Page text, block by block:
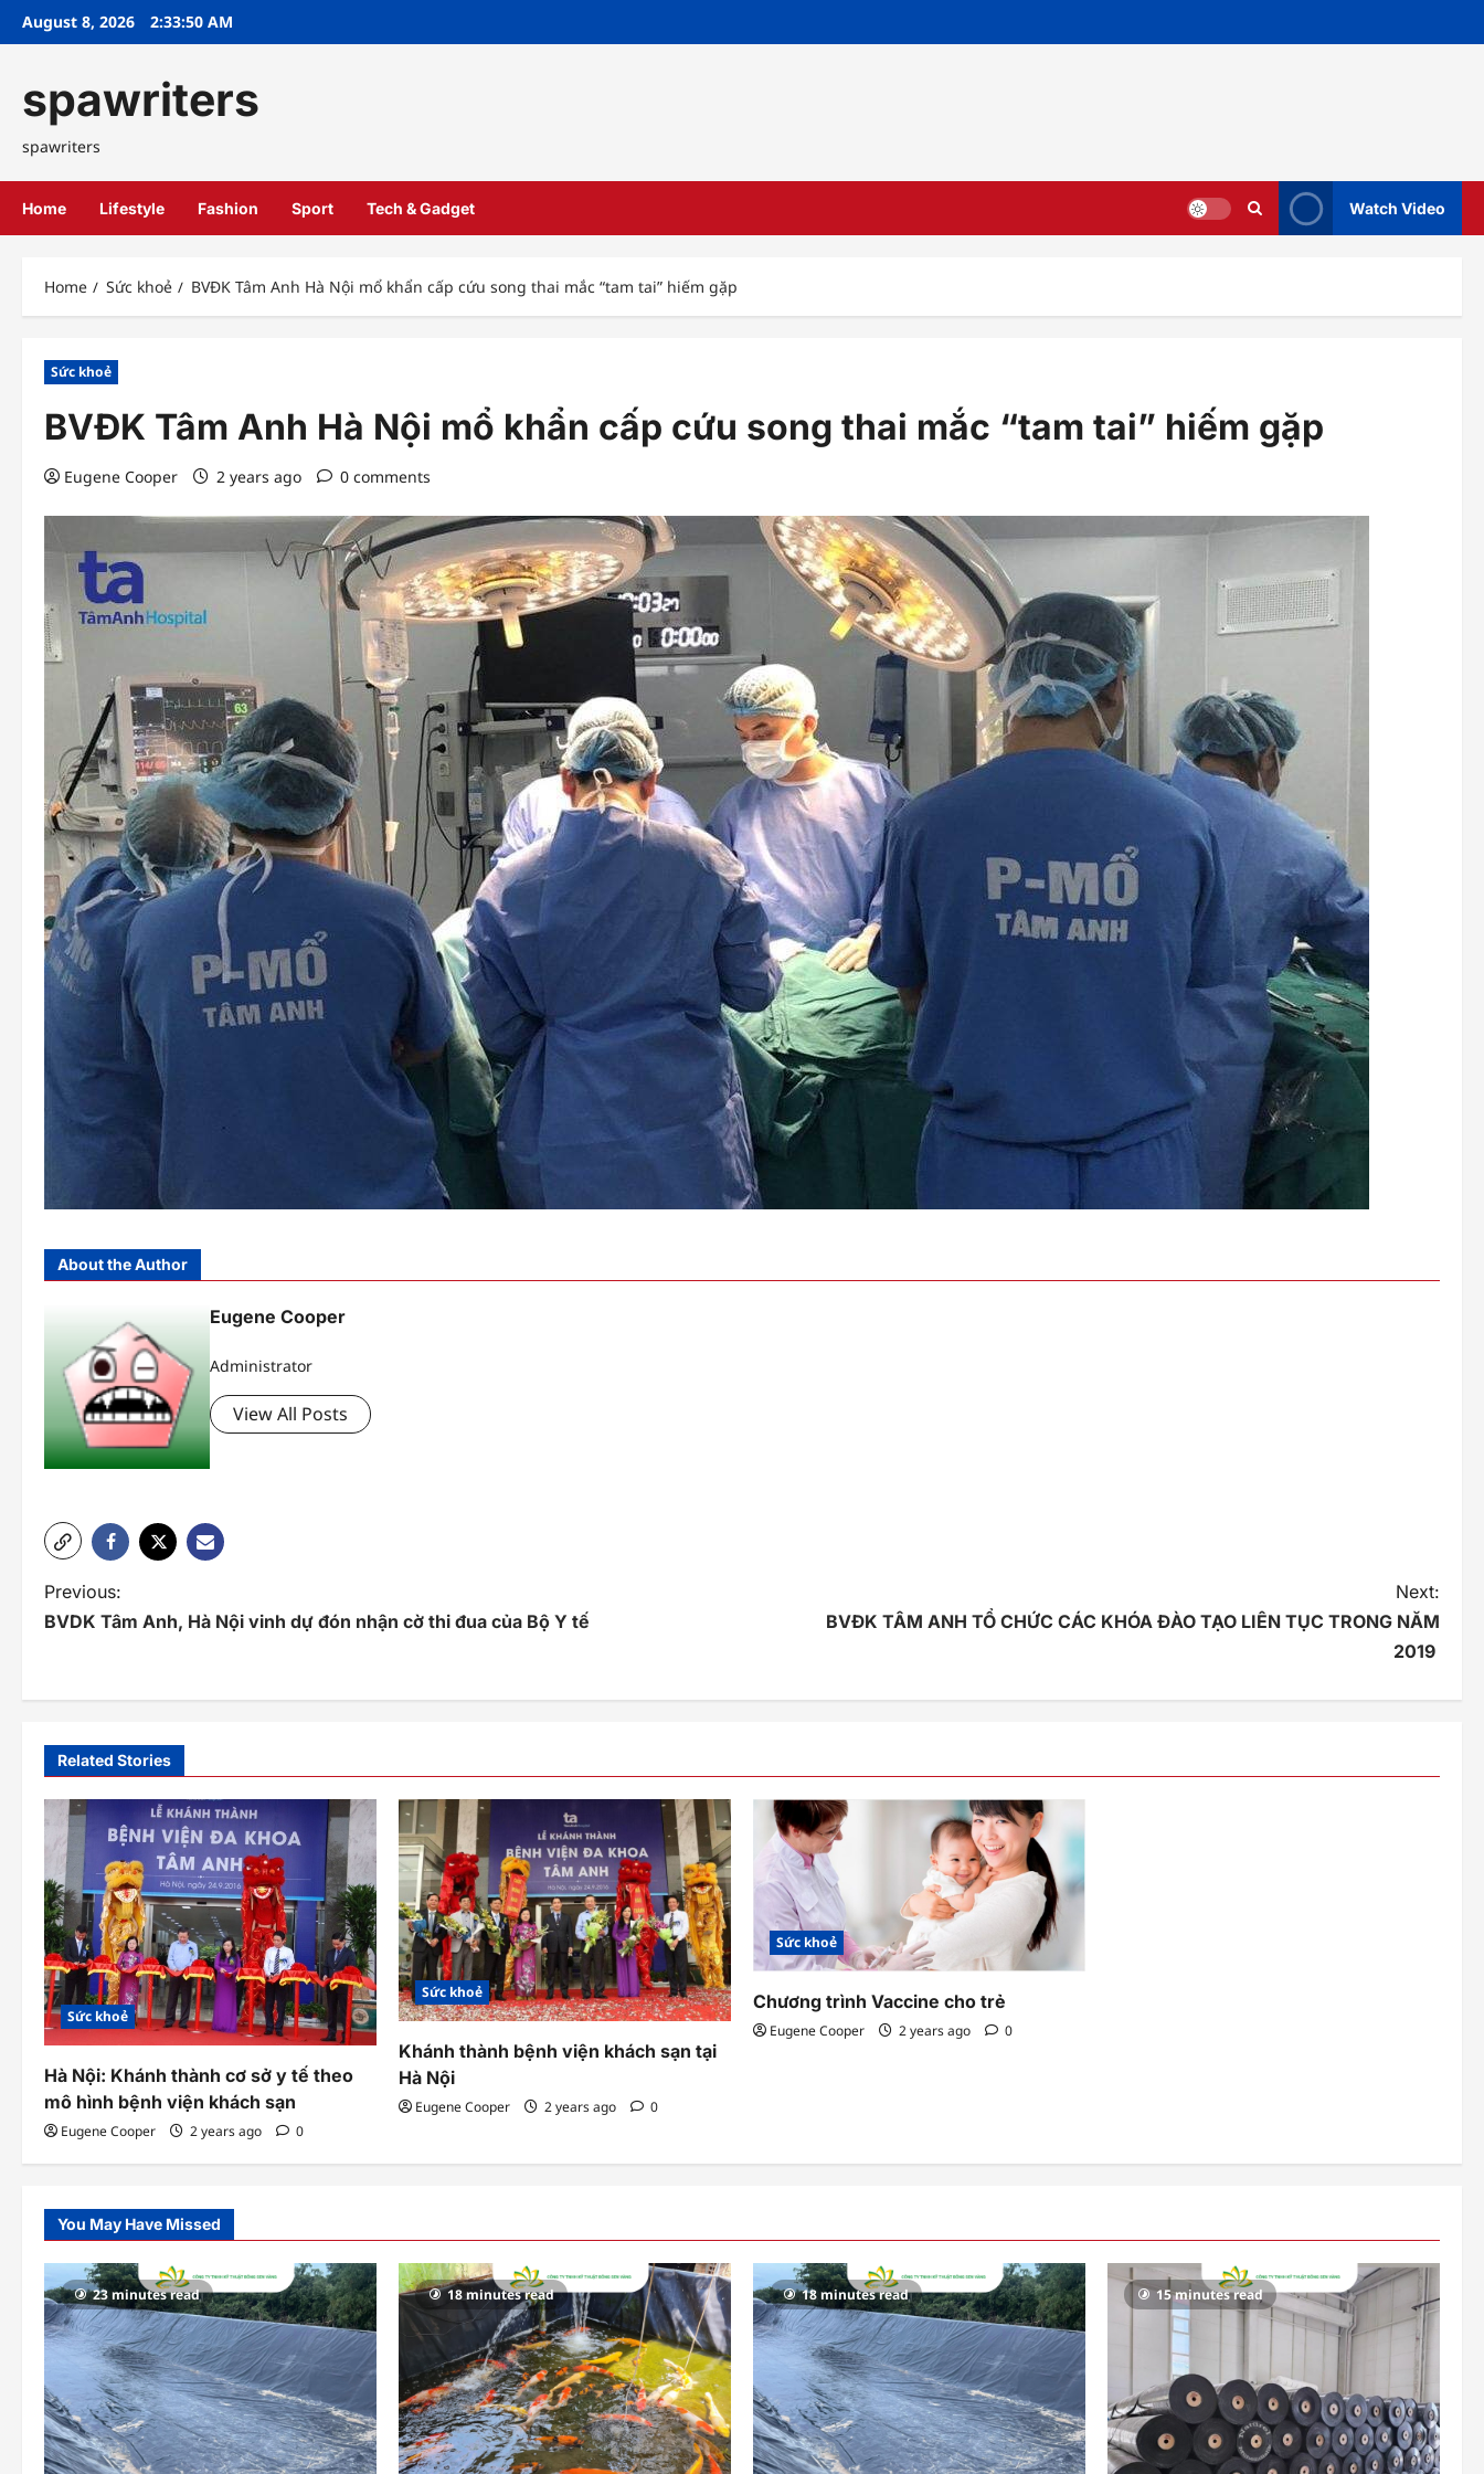
SkipAugust 8, 2026 2:33:51 AM
spawriters
spawriters
Home Lifestyle Fashion Sport Tech & Gadget Watch Video
Home Sức khoẻ BVĐK Tâm Anh Hà Nội mổ khẩn cấp cứu song thai mắc “tam tai” hiếm gặp
Sức khoẻ
BVĐK Tâm Anh Hà Nội mổ khẩn cấp cứu song thai mắc “tam tai” hiếm gặp
Eugene Cooper 2 years ago 0 comments
About the Author
Eugene Cooper
Administrator
View All Posts
P
o
n
a
v
i
g
a
t
i
o
n
Previous:
BVDK Tâm Anh, Hà Nội vinh dự đón nhận cờ thi đua của Bộ Y tế
Next:
BVĐK TÂM ANH TỔ CHỨC CÁC KHÓA ĐÀO TẠO LIÊN TỤC TRONG NĂM
2019
Related Stories
Sức khoẻ
Hà Nội: Khánh thành cơ sở y tế theo
mô hình bệnh viện khách sạn
Eugene Cooper 2 years ago 0
Sức khoẻ
Khánh thành bệnh viện khách sạn tại
Hà Nội
Eugene Cooper 2 years ago 0
Sức khoẻ
Chương trình Vaccine cho trẻ
Eugene Cooper 2 years ago 0
You May Have Missed
23 minutes read 18 minutes read 18 minutes read 15 minutes read